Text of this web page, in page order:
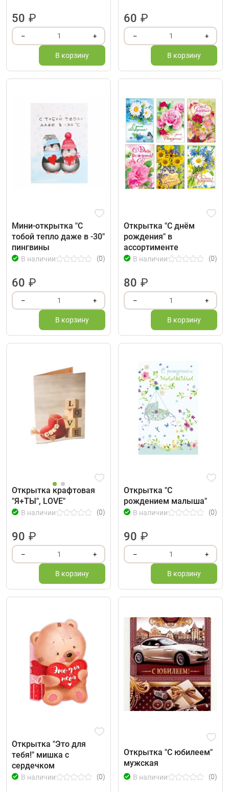
50 ₽
– 1 +
В корзину
60 ₽
– 1 +
В корзину
Мини-открытка "С
тобой тепло даже в -30"
пингвины
В наличии (0)
60 ₽
– 1 +
В корзину
Открытка "С днём
рождения" в
ассортименте
В наличии (0)
80 ₽
– 1 +
В корзину
Открытка крафтовая
"Я+ТЫ", LOVE"
В наличии (0)
90 ₽
– 1 +
В корзину
Открытка "С
рождением малыша"
В наличии (0)
90 ₽
– 1 +
В корзину
Открытка "Это для
тебя!" мишка с
сердечком
В наличии (0)
Открытка "С юбилеем"
мужская
В наличии (0)